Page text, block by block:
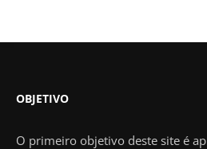
OBJETIVO
O primeiro objetivo deste site é